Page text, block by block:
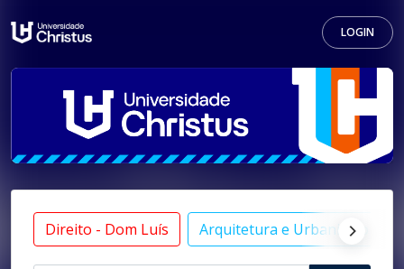
LOGIN
Direito - Dom Luís Arquitetura e Urbanismo